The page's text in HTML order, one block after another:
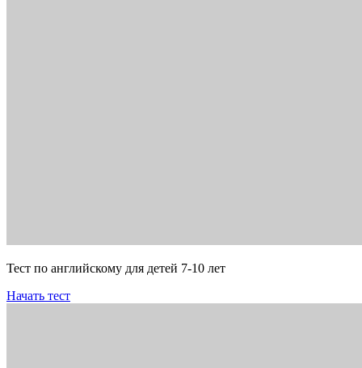
Тест по английскому для детей 7-10 лет
Начать тест